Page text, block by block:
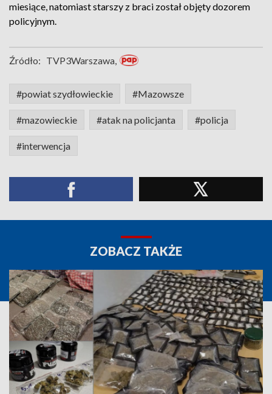
miesiące, natomiast starszy z braci został objęty dozorem
policyjnym.
Źródło: TVP3Warszawa,
#powiat szydłowieckie #Mazowsze
#mazowieckie #atak na policjanta #policja
#interwencja
ZOBACZ TAKŻE